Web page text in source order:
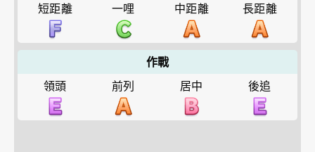
短距離
一哩 中距離 長距離
作戰
領頭
前列 居中 後追